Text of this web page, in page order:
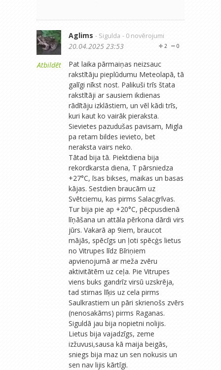
Atbildēt
Aglims - Sigulda - 0 novērojumi
0
2
20.04.2025 23:53
Pat laika pārmaiņas neizsauc
rakstītāju pieplūdumu Meteolapā, tā
galīgi nīkst nost. Palikuši trīs štata
rakstītāji ar sausiem ikdienas
rādītāju izklāstiem, un vēl kādi trīs,
kuri kaut ko vairāk pieraksta.
Sievietes pazudušas pavisam, Migla
pa retam bildes ievieto, bet
neraksta vairs neko.
Tātad bija tā. Piektdiena bija
rekordkarsta diena, T pārsniedza
+27°C, īsas bikses, maikas un basas
kājas. Sestdien braucām uz
Svētciemu, kas pirms Salacgrīvas.
Tur bija pie ap +20°C, pēcpusdienā
līņāšana un attāla pērkona dārdi virs
jūrs. Vakarā ap 9iem, braucot
mājās, spēcīgs un ļoti spēcģs lietus
no Vitrupes līdz Bīriņiem
apvienojumā ar meža zvēru
aktivitātēm uz ceļa. Pie Vitrupes
viens buks gandrīz virsū uzskrēja,
tad stirnas līķis uz cela pirms
Saulkrastiem un pāri skrienošs zvērs
(nenosakāms) pirms Raganas.
Siguldā jau bija nopietni nolijis.
Lietus bija vajadzīgs, zeme
izžuvusi,sausa kā maija beigās,
sniegs bija maz un sen nokusis un
sen nav lijis kārtīgi.